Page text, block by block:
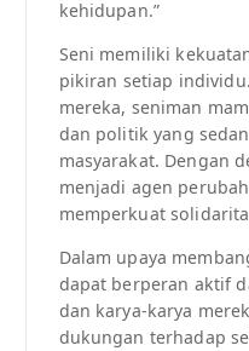
kehidupan.”
Seni memiliki
pikiran setiap
mereka, seniman
dan politik yang
masyarakat. Dengan
menjadi agen
memperkuat
Dalam upaya
dapat berperan aktif
dan karya-karya
dukungan terhadap